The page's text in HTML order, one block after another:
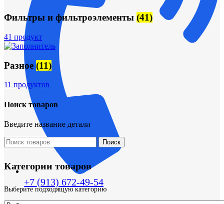
+7 (913) 672-49-54
Фильтры и фильтроэлементы (41)
41 продукт
Разное (11)
11 продуктов
Поиск товаров
Введите название детали
Поиск
Категории товаров
Выберите подходящую категорию